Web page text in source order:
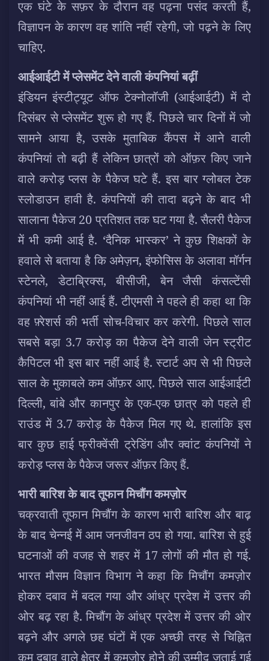
एक घंटे के सफ़र के दौरान वह पढ़ना पसंद करती हैं,
विज्ञापन के कारण वह शांति नहीं रहेगी, जो पढ़ने के लिए
चाहिए.
आईआईटी में प्लेसमेंट देने वाली कंपनियां बढ़ीं
इंडियन इंस्टीट्यूट ऑफ टेक्नोलॉजी (आईआईटी) में दो
दिसंबर से प्लेसमेंट शुरू हो गए हैं. पिछले चार दिनों में जो
सामने आया है, उसके मुताबिक कैंपस में आने वाली
कंपनियां तो बढ़ी हैं लेकिन छात्रों को ऑफ़र किए जाने
वाले करोड़ प्लस के पैकेज घटे हैं. इस बार ग्लोबल टेक
स्लोडाउन हावी है. कंपनियों की तादा बढ़ने के बाद भी
सालाना पैकेज 20 प्रतिशत तक घट गया है. सैलरी पैकेज
में भी कमी आई है. ‘दैनिक भास्कर’ ने कुछ शिक्षकों के
हवाले से बताया है कि अमेज़न, इंफोसिस के अलावा मॉर्गन
स्टेनले, डेटाब्रिक्स, बीसीजी, बेन जैसी कंसल्टेंसी
कंपनियां भी नहीं आई हैं. टीएमसी ने पहले ही कहा था कि
वह फ़्रेशर्स की भर्ती सोच-विचार कर करेगी. पिछले साल
सबसे बड़ा 3.7 करोड़ का पैकेज देने वाली जेन स्ट्रीट
कैपिटल भी इस बार नहीं आई है. स्टार्ट अप से भी पिछले
साल के मुकाबले कम ऑफ़र आए. पिछले साल आईआईटी
दिल्ली, बांबे और कानपुर के एक-एक छात्र को पहले ही
राउंड में 3.7 करोड़ के पैकेज मिल गए थे. हालांकि इस
बार कुछ हाई फ्रीक्वेंसी ट्रेडिंग और क्वांट कंपनियों ने
करोड़ प्लस के पैकेज जरूर ऑफ़र किए हैं.
भारी बारिश के बाद तूफान मिचौंग कमज़ोर
चक्रवाती तूफान मिचौंग के कारण भारी बारिश और बाढ़
के बाद चेन्नई में आम जनजीवन ठप हो गया. बारिश से हुई
घटनाओं की वजह से शहर में 17 लोगों की मौत हो गई.
भारत मौसम विज्ञान विभाग ने कहा कि मिचौंग कमज़ोर
होकर दबाव में बदल गया और आंध्र प्रदेश में उत्तर की
ओर बढ़ रहा है. मिचौंग के आंध्र प्रदेश में उत्तर की ओर
बढ़ने और अगले छह घंटों में एक अच्छी तरह से चिह्नित
कम दबाव वाले क्षेत्र में कमज़ोर होने की उम्मीद जताई गई